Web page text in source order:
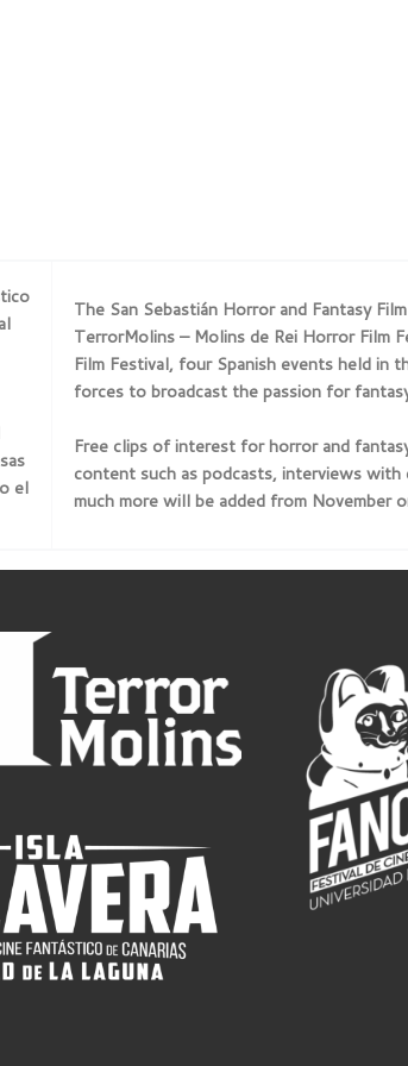
el
The San Sebastián Horror and Fantasy
TerrorMolins – Molins de Rei Horror Film
Film Festival, four Spanish events held in
forces to broadcast the passion for
Free clips of interest for horror and
content such as podcasts, interviews
much more will be added from November